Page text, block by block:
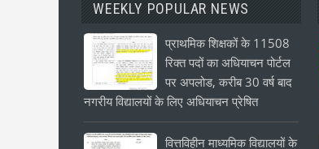
WEEKLY POPULAR NEWS
प्राथमिक शिक्षकों के 11508
रिक्त पदों का अधियाचन पोर्टल
पर अपलोड, करीब 30 वर्ष बाद
नगरीय विद्यालयों के लिए अधियाचन प्रेषित
वित्तविहीन माध्यमिक विद्यालयों के